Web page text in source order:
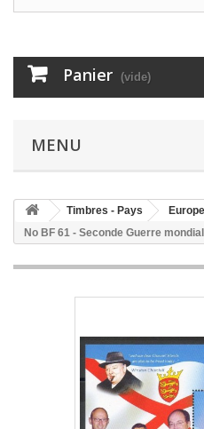
Panier (vide)
MENU
Timbres - Pays Europe
No BF 61 - Seconde Guerre